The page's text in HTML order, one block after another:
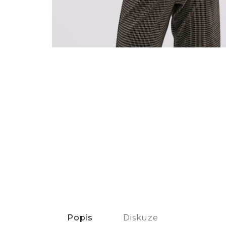
Popis Diskuze